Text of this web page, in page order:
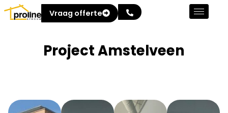
Vraag offerte
Project Amstelveen